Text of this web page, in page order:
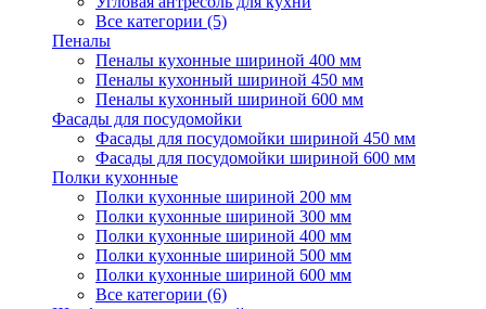
Все категории (5)
Пеналы
Пеналы кухонные шириной 400 мм
Пеналы кухонный шириной 450 мм
Пеналы кухонный шириной 600 мм
Фасады для посудомойки
Фасады для посудомойки шириной 450 мм
Фасады для посудомойки шириной 600 мм
Полки кухонные
Полки кухонные шириной 200 мм
Полки кухонные шириной 300 мм
Полки кухонные шириной 400 мм
Полки кухонные шириной 500 мм
Полки кухонные шириной 600 мм
Все категории (6)